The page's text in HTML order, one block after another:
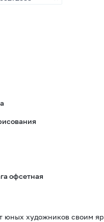
офсетная
юных художников своим